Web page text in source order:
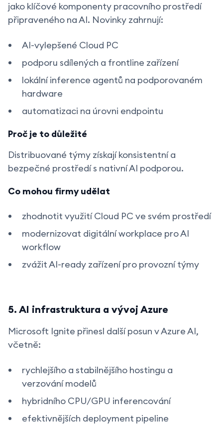
jako klíčové komponenty pracovního prostředí
připraveného na AI. Novinky zahrnují:
AI-vylepšené Cloud PC
podporu sdílených a frontline zařízení
lokální inference agentů na podporovaném
hardware
automatizaci na úrovni endpointu
Proč je to důležité
Distribuované týmy získají konsistentní a
bezpečné prostředí s nativní AI podporou.
Co mohou firmy udělat
zhodnotit využití Cloud PC ve svém prostředí
modernizovat digitální workplace pro AI
workflow
zvážit AI-ready zařízení pro provozní týmy
5. AI infrastruktura a vývoj Azure
Microsoft Ignite přinesl další posun v Azure AI,
včetně:
rychlejšího a stabilnějšího hostingu a
verzování modelů
hybridního CPU/GPU inferencování
efektivnějších deployment pipeline